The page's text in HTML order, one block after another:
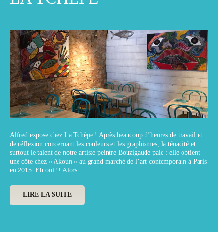
Alfred expose chez La Tchèpe ! Après beaucoup d’heures de travail et
de réflexion concernant les couleurs et les graphismes, la ténacité et
surtout le talent de notre artiste peintre Bouzigaude paie : elle obtient
une côte chez « Akoun » au grand marché de l’art contemporain à Paris
en 2015. Eh oui !! Alors…
LIRE LA SUITE